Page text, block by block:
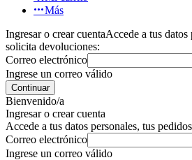
Más
Ingresar o crear cuentaAccede a tus datos
solicita devoluciones:
Correo electrónico
Ingrese un correo válido
Continuar
Bienvenido/a
Ingresar o crear cuenta
Accede a tus datos personales, tus
Correo electrónico
Ingrese un correo válido